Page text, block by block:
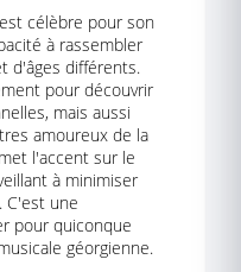
célèbre pour son
à rassembler
d'âges différents.
pour découvrir
mais aussi
amoureux de la
l'accent sur le
à minimiser
C'est une
pour quiconque
géorgienne.